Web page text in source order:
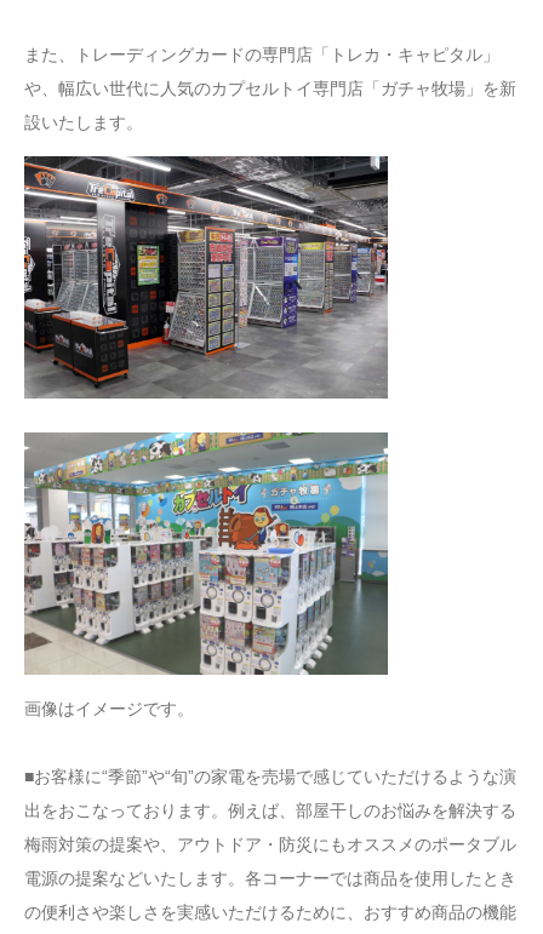
また、トレーディングカードの専門店「トレカ・キャピタル」
や、幅広い世代に人気のカプセルトイ専門店「ガチャ牧場」を新
設いたします。
画像はイメージです。
■お客様に“季節”や“旬”の家電を売場で感じていただけるような演
出をおこなっております。例えば、部屋干しのお悩みを解決する
梅雨対策の提案や、アウトドア・防災にもオススメのポータブル
電源の提案などいたします。各コーナーでは商品を使用したとき
の便利さや楽しさを実感いただけるために、おすすめ商品の機能